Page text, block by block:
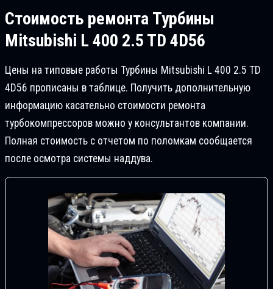
Стоимость ремонта Турбины
Mitsubishi L 400 2.5 TD 4D56
Цены на типовые работы Турбины Mitsubishi L 400 2.5 TD
4D56 прописаны в таблице. Получить дополнительную
информацию касательно стоимости ремонта
турбокомпрессоров можно у консультантов компании.
Полная стоимость с отчетом по поломкам сообщается
после осмотра системы наддува.